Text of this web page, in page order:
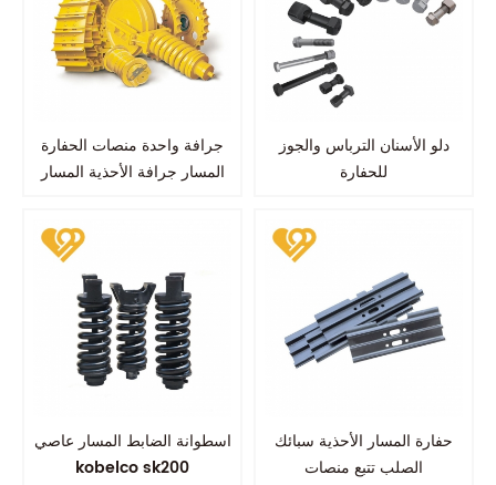
جرافة واحدة منصات الحفارة
المسار جرافة الأحذية المسار
دلو الأسنان الترباس والجوز
للحفارة
اسطوانة الضابط المسار عاصي
kobelco sk200
حفارة المسار الأحذية سبائك
الصلب تتبع منصات